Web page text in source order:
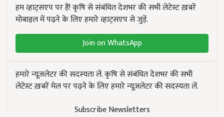
हम व्हाट्सएप पर हैं! कृषि से संबंधित देशभर की सभी लेटेस्ट ख़बरें
मोबाइल में पढ़ने के लिए हमारे व्हाट्सएप से जुड़ें.
Join on WhatsApp
हमारे न्यूज़लेटर की सदस्यता लें. कृषि से संबंधित देशभर की सभी
लेटेस्ट ख़बरें मेल पर पढ़ने के लिए हमारे न्यूज़लेटर की सदस्यता लें.
Subscribe Newsletters